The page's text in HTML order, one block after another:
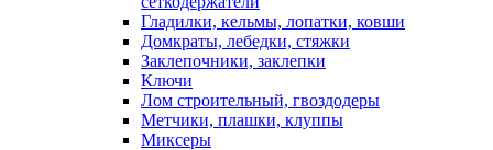
Гладилки, кельмы, лопатки, ковши
Домкраты, лебедки, стяжки
Заклепочники, заклепки
Ключи
Лом строительный, гвоздодеры
Метчики, плашки, клуппы
Миксеры